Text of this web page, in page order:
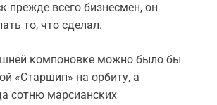
прежде всего бизнесмен, он
то, что сделал.
компоновке можно было бы
«Старшип» на орбиту, а
сотню марсианских